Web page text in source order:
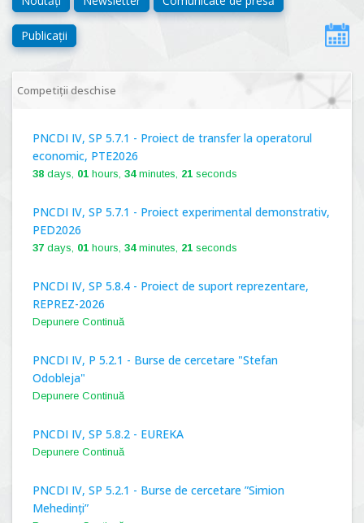
Publicații
Competiții deschise
PNCDI IV, SP 5.7.1 - Proiect de transfer la operatorul
economic, PTE2026
38 days, 01 hours, 34minutes, 20 seconds
PNCDI IV, SP 5.7.1 - Proiect experimental demonstrativ,
PED2026
37 days, 01 hours, 34minutes, 20 seconds
PNCDI IV, SP 5.8.4 - Proiect de suport reprezentare,
REPREZ-2026
Depunere Continuă
PNCDI IV, P 5.2.1 - Burse de cercetare "Stefan
Odobleja"
Depunere Continuă
PNCDI IV, SP 5.8.2 - EUREKA
Depunere Continuă
PNCDI IV, SP 5.2.1 - Burse de cercetare ”Simion
Mehedinți”